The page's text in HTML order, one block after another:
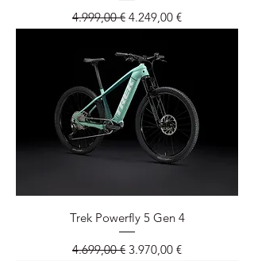
Standardpreis
4.999,00 € Sale-Preis
4.249,00 €
Trek Powerfly 5 Gen 4
Standardpreis
4.699,00 € Sale-Preis
3.970,00 €